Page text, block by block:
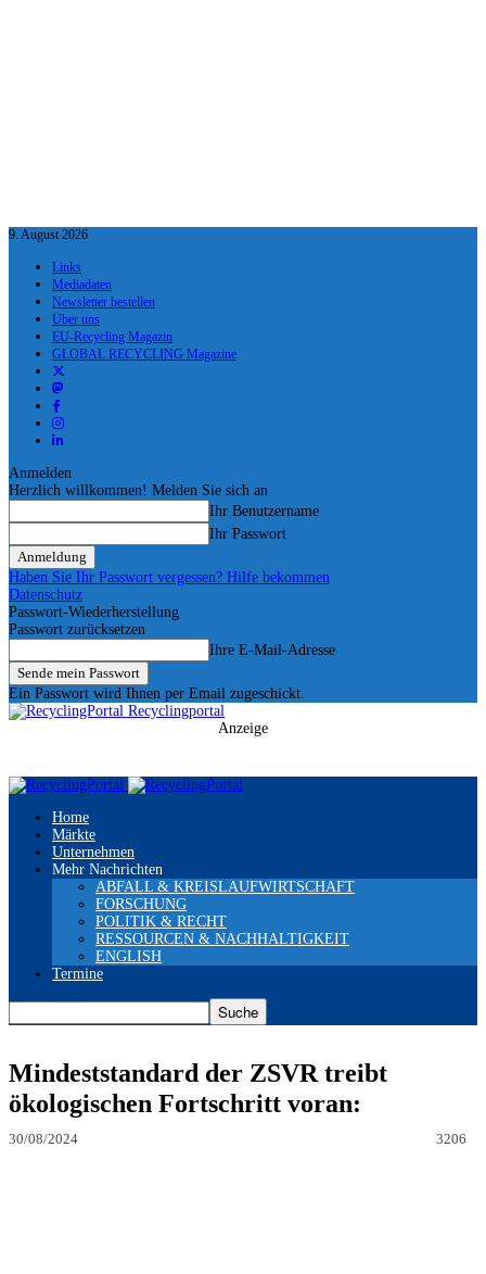
9. August 2026
Links
Mediadaten
Newsletter bestellen
Über uns
EU-Recycling Magazin
GLOBAL RECYCLING Magazine
Anmelden
Herzlich willkommen! Melden Sie sich an
Ihr Benutzername
Ihr Passwort
Haben Sie Ihr Passwort vergessen? Hilfe bekommen
Datenschutz
Passwort-Wiederherstellung
Passwort zurücksetzen
Ihre E-Mail-Adresse
Ein Passwort wird Ihnen per Email zugeschickt.
Recyclingportal
Anzeige
Home
Märkte
Unternehmen
Mehr Nachrichten
ABFALL & KREISLAUFWIRTSCHAFT
FORSCHUNG
POLITIK & RECHT
RESSOURCEN & NACHHALTIGKEIT
ENGLISH
Termine
Mindeststandard der ZSVR treibt
ökologischen Fortschritt voran:
30/08/2024 3206